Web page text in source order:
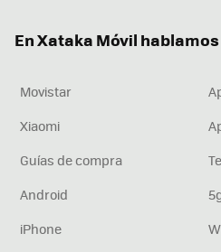
En Xataka Móvil
Movistar
Xiaomi
Guías de compra
Android
iPhone